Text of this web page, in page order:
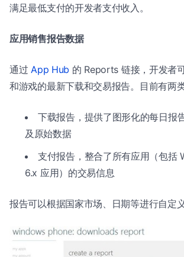
满足最低支付的开发者支付收入。
应用销售报告数据
通过App Hub 的 Reports 链接，开发者
和游戏的最新下载和交易报告。目前有两
下载报告，提供了图形化的每日报
及原始数据
支付报告，整合了所有应用（包括
6.x 应用）的交易信息
报告可以根据国家市场、日期等进行自定